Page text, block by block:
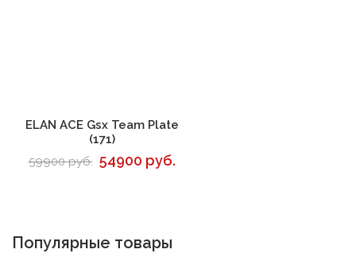
В корзину
ELAN ACE Gsx Team Plate
(171)
59900 руб. 54900 руб.
Популярные товары